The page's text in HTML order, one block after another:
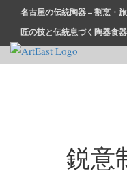
名古屋の伝統陶器 – 割烹・
匠の技と伝統息づく陶器食
鋭意